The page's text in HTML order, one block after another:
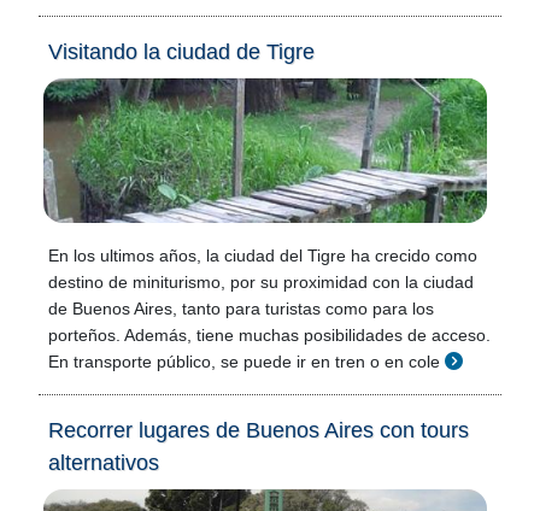
Visitando la ciudad de Tigre
En los ultimos años, la ciudad del Tigre ha crecido como
destino de miniturismo, por su proximidad con la ciudad
de Buenos Aires, tanto para turistas como para los
porteños. Además, tiene muchas posibilidades de acceso.
En transporte público, se puede ir en tren o en cole
Recorrer lugares de Buenos Aires con tours
alternativos